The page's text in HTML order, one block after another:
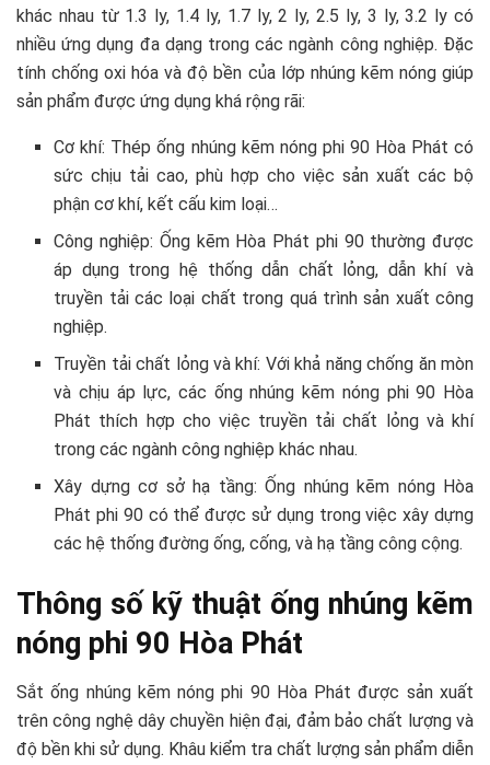
khác nhau từ 1.3 ly, 1.4 ly, 1.7 ly, 2 ly, 2.5 ly, 3 ly, 3.2 ly có
nhiều ứng dụng đa dạng trong các ngành công nghiệp. Đặc
tính chống oxi hóa và độ bền của lớp nhúng kẽm nóng giúp
sản phẩm được ứng dụng khá rộng rãi:
Cơ khí: Thép ống nhúng kẽm nóng phi 90 Hòa Phát có
sức chịu tải cao, phù hợp cho việc sản xuất các bộ
phận cơ khí, kết cấu kim loại…
Công nghiệp: Ống kẽm Hòa Phát phi 90 thường được
áp dụng trong hệ thống dẫn chất lỏng, dẫn khí và
truyền tải các loại chất trong quá trình sản xuất công
nghiệp.
Truyền tải chất lỏng và khí: Với khả năng chống ăn mòn
và chịu áp lực, các ống nhúng kẽm nóng phi 90 Hòa
Phát thích hợp cho việc truyền tải chất lỏng và khí
trong các ngành công nghiệp khác nhau.
Xây dựng cơ sở hạ tầng: Ống nhúng kẽm nóng Hòa
Phát phi 90 có thể được sử dụng trong việc xây dựng
các hệ thống đường ống, cống, và hạ tầng công cộng.
Thông số kỹ thuật ống nhúng kẽm
nóng phi 90 Hòa Phát
Sắt ống nhúng kẽm nóng phi 90 Hòa Phát được sản xuất
trên công nghệ dây chuyền hiện đại, đảm bảo chất lượng và
độ bền khi sử dụng. Khâu kiểm tra chất lượng sản phẩm diễn